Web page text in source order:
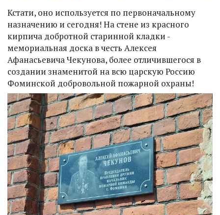
Кстати, оно используется по первоначальному
назначению и сегодня! На стене из красного
кирпича добротной старинной кладки -
мемориальная доска в честь Алексея
Афанасьевича Чекунова, более отличившегося в
создании знаменитой на всю царскую Россию
Фоминской добровольной пожарной охраны!